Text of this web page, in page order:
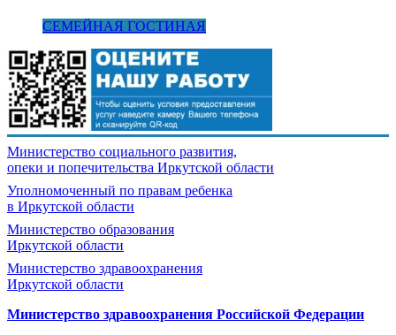
СЕМЕЙНАЯ ГОСТИНАЯ
Министерство социального развития,
опеки и попечительства Иркутской области
Уполномоченный по правам ребенка
в Иркутской области
Министерство образования
Иркутской области
Министерство здравоохранения
Иркутской области
Министерство здравоохранения Росcийской Федерации